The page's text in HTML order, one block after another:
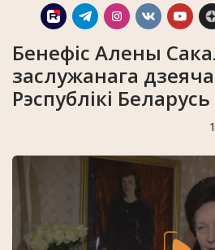
Бенефіс Алены
заслужанага
Рэспублікі Беларусь